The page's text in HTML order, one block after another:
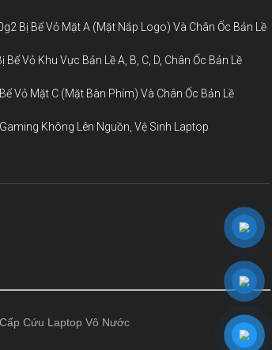
Bị Bể Vỏ Mặt A (Mặt Nắp Logo) Và Chân Ốc Bản Lề
Bể Vỏ Khu Vực Bản Lề A, B, C, D, Chân Ốc Bản Lề
Vỏ Mặt C (Mặt Bàn Phím) Và Chân Ốc Bản Lề
Không Lên Nguồn, Vệ Sinh Laptop
Cấp Cứu Laptop Vô Nước